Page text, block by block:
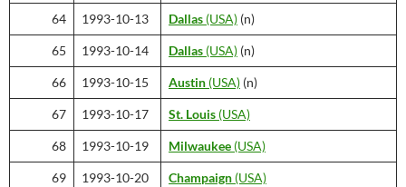
64 1993-10-13 Dallas (USA) (n)
65 1993-10-14 Dallas (USA) (n)
66 1993-10-15 Austin (USA) (n)
67 1993-10-17 St. Louis (USA)
68 1993-10-19 Milwaukee (USA)
69 1993-10-20 Champaign (USA)